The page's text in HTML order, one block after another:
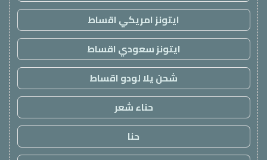
ايتونز امريكي اقساط
ايتونز سعودي اقساط
شحن يلا لودو اقساط
حناء شعر
حنا